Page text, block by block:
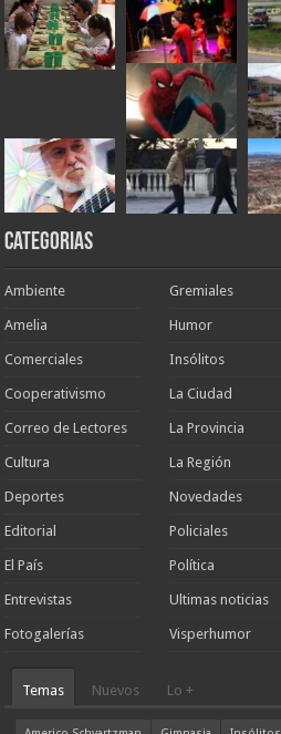
Categorias
Ambiente
Amelia
Comerciales
Cooperativismo
Correo de Lectores
Cultura
Deportes
Editorial
El País
Entrevistas
Fotogalerías
Gremiales
Humor
Insólitos
La Ciudad
La Provincia
La Región
Novedades
Policiales
Política
Ultimas noticias
Visperhumor
Temas Nuevos Lo +